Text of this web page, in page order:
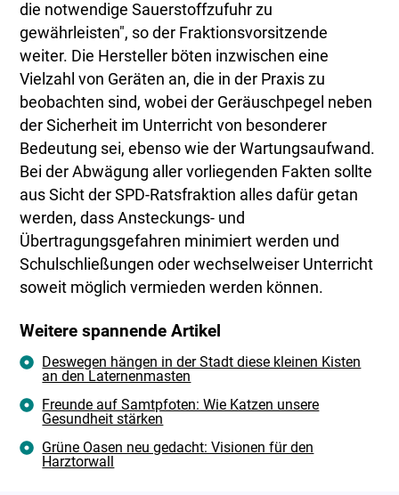
die notwendige Sauerstoffzufuhr zu
gewährleisten", so der Fraktionsvorsitzende
weiter. Die Hersteller böten inzwischen eine
Vielzahl von Geräten an, die in der Praxis zu
beobachten sind, wobei der Geräuschpegel neben
der Sicherheit im Unterricht von besonderer
Bedeutung sei, ebenso wie der Wartungsaufwand.
Bei der Abwägung aller vorliegenden Fakten sollte
aus Sicht der SPD-Ratsfraktion alles dafür getan
werden, dass Ansteckungs- und
Übertragungsgefahren minimiert werden und
Schulschließungen oder wechselweiser Unterricht
soweit möglich vermieden werden können.
Weitere spannende Artikel
Deswegen hängen in der Stadt diese kleinen Kisten
an den Laternenmasten
Freunde auf Samtpfoten: Wie Katzen unsere
Gesundheit stärken
Grüne Oasen neu gedacht: Visionen für den
Harztorwall